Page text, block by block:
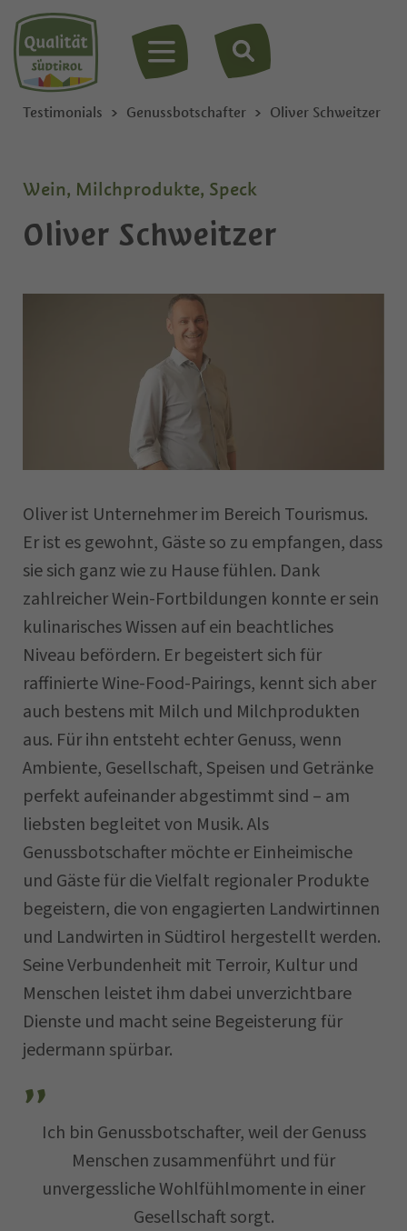
MENÜ
Testimonials Genussbotschafter Oliver Schweitzer
Wein, Milchprodukte, Speck
Oliver Schweitzer
Oliver ist Unternehmer im Bereich Tourismus.
Er ist es gewohnt, Gäste so zu empfangen, dass
sie sich ganz wie zu Hause fühlen. Dank
zahlreicher Wein-Fortbildungen konnte er sein
kulinarisches Wissen auf ein beachtliches
Niveau befördern. Er begeistert sich für
raffinierte Wine-Food-Pairings, kennt sich aber
auch bestens mit Milch und Milchprodukten
aus. Für ihn entsteht echter Genuss, wenn
Ambiente, Gesellschaft, Speisen und Getränke
perfekt aufeinander abgestimmt sind – am
liebsten begleitet von Musik. Als
Genussbotschafter möchte er Einheimische
und Gäste für die Vielfalt regionaler Produkte
begeistern, die von engagierten Landwirtinnen
und Landwirten in Südtirol hergestellt werden.
Seine Verbundenheit mit Terroir, Kultur und
Menschen leistet ihm dabei unverzichtbare
Dienste und macht seine Begeisterung für
jedermann spürbar.
Ich bin Genussbotschafter, weil der Genuss
Menschen zusammenführt und für
unvergessliche Wohlfühlmomente in einer
Gesellschaft sorgt.
Vorname
Nachname
Unternehmen
Postleitzahl
Gemeinde
Straße
E-Mail
Datum der Anfrage
Ihre Nachricht ...